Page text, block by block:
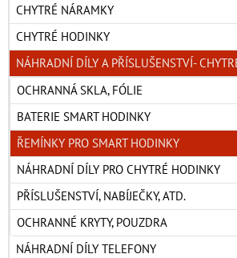
CHYTRÉ NÁRAMKY
CHYTRÉ HODINKY
NÁHRADNÍ DÍLY A PŘÍSLUŠENSTVÍ-
OCHRANNÁ SKLA, FÓLIE
BATERIE SMART HODINKY
ŘEMÍNKY PRO SMART HODINKY
NÁHRADNÍ DÍLY PRO CHYTRÉ HODINKY
PŘÍSLUŠENSTVÍ, NABÍJEČKY, ATD.
OCHRANNÉ KRYTY, POUZDRA
NÁHRADNÍ DÍLY TELEFONY